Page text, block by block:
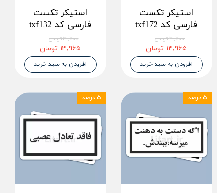
استیکر تکست
فارسی کد txf172
۱۴,۷۰۰ تومان
۱۳,۹۶۵ تومان
افزودن به سبد خرید
استیکر تکست
فارسی کد txf132
۱۴,۷۰۰ تومان
۱۳,۹۶۵ تومان
افزودن به سبد خرید
۵ درصد ۵ درصد